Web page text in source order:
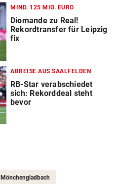
MIND. 125 MIO. EURO
Diomande zu Real!
Rekordtransfer für Leipzig
fix
ABREISE AUS SAALFELDEN
RB-Star verabschiedet
sich: Rekorddeal steht
bevor
Mönchengladbach